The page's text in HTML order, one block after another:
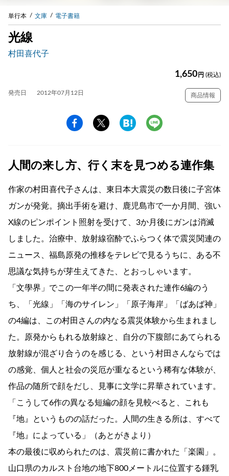
単行本 文庫 電子書籍
光線
村田喜代子
1,650 円 (税込)
発売日 2012年07月12日 商品情報
人間の来し方、行く末を見つめる連作集
作家の村田喜代子さんは、東日本大震災の数日後に子宮体
ガンが発覚。摘出手術を避け、鹿児島市で一か月間、強い
X線のピンポイント照射を受けて、3か月後にガンは消滅
しました。治療中、放射線宿酔でふらつく体で震災関連の
ニュース、福島原発の推移をテレビで見るうちに、ある不
思議な気持ちが芽生えてきた、とおっしゃいます。
「文學界」でこの一年半の間に発表された連作6編のう
ち、「光線」「海のサイレン」「原子海岸」「ばあば神」
の4編は、この村田さんの内なる震災体験から生まれまし
た。原発からもれる放射線と、自分の下腹部にあてられる
放射線が混ざり合うのを感じる、という村田さんならでは
の感覚、個人と社会の災厄が重なるという稀有な体験が、
作品の随所で顔をだし、見事に文学に昇華されています。
「こうして6作の異なる短編の顔を見較べると、これも
『地』というものの話だった。人間の生きる所は、すべて
『地』によっている」（あとがきより）
本の最後に収められたのは、震災前に書かれた「楽園」。
山口県のカルスト台地の地下800メートルに位置する鍾乳